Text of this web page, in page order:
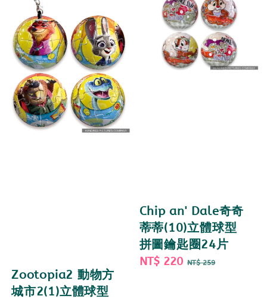
Zootopia2 動物方
城市2(1)立體球型
Chip an' Dale奇奇
蒂蒂(10)立體球型
拼圖鑰匙圈24片
Sale
NT$ 220 Regular
NT$ 259